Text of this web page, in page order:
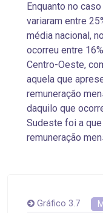
Enquanto no
variaram entre
média nacional,
ocorreu entre
Centro-Oeste,
aquela que
remuneração
daquilo que
Sudeste foi a
remuneração
Gráfico 3.7